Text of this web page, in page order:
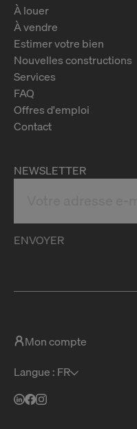
À louer
À vendre
Estimer votre bien
Nouvelles constructions
Services
FAQ
Offres d'emploi
Contact
NEWSLETTER
ENVOYER
Mon compte
Langue : FR